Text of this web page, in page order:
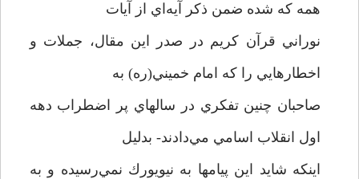
همه كه شده ضمن ذكر آيه‌اي از آيات
نوراني قرآن كريم در صدر اين مقال، جملات و
اخطارهايي را كه امام خميني(ره) به
صاحبان چنين تفكري در سالهاي پر اضطراب دهه
اول انقلاب اسامي مي‌دادند- بدليل
اينكه شايد اين پيامها به نيويورك نمي‌رسيده و به